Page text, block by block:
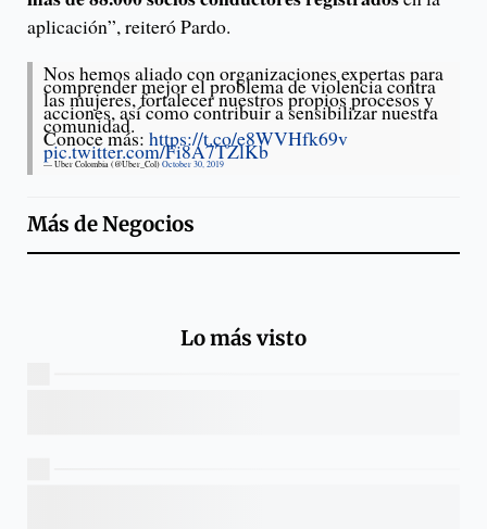
aplicación”, reiteró Pardo.
Nos hemos aliado con organizaciones expertas para
comprender mejor el problema de violencia contra
las mujeres, fortalecer nuestros propios procesos y
acciones, así como contribuir a sensibilizar nuestra
comunidad.
Conoce más: https://t.co/e8WVHfk69v
pic.twitter.com/Fi8A7TZlKb
— Uber Colombia (@Uber_Col) October 30, 2019
Más deNegocios
Lo más visto